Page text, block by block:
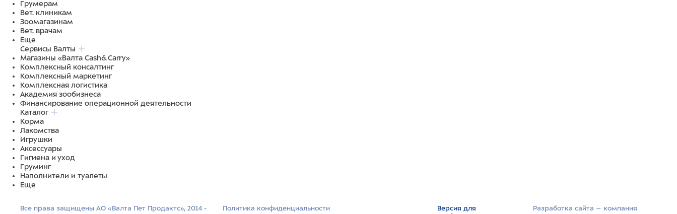
Грумерам
Вет. клиникам
Зоомагазинам
Вет. врачам
Еще
Сервисы Валты
Магазины «Валта Cash&Carry»
Комплексный консалтинг
Комплексный маркетинг
Комплексная логистика
Академия зообизнеса
Финансирование операционной деятельности
Каталог
Корма
Лакомства
Игрушки
Аксессуары
Гигиена и уход
Груминг
Наполнители и туалеты
Еще
Все права защищены АО «Валта Пет Продактс», 2014 -
Политика конфиденциальности
Версия для
Разработка сайта –­ компания